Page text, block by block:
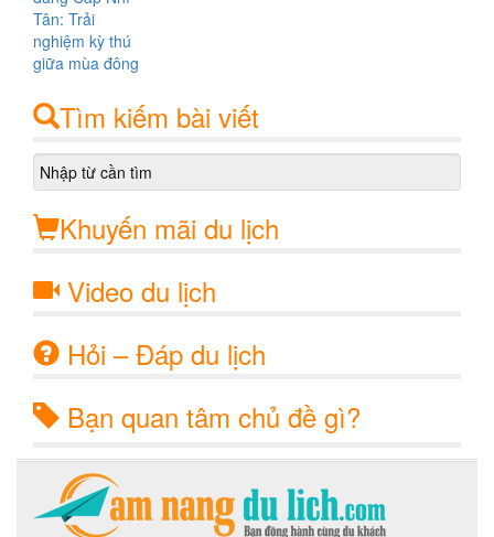
Tìm kiếm bài viết
Khuyến mãi du lịch
Video du lịch
Hỏi – Đáp du lịch
Bạn quan tâm chủ đề gì?